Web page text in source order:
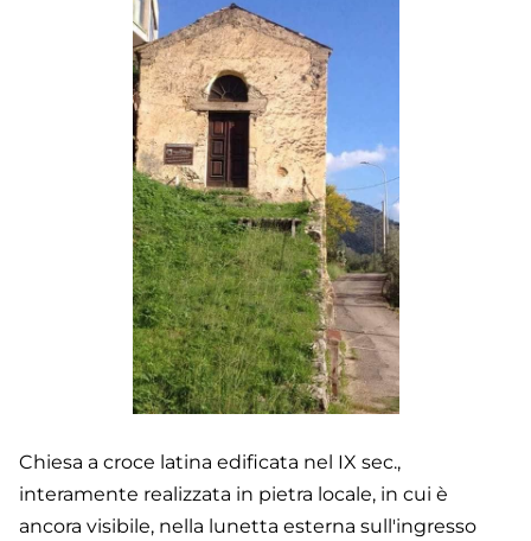
Chiesa a croce latina edificata nel IX sec.,
interamente realizzata in pietra locale, in cui è
ancora visibile, nella lunetta esterna sull'ingresso